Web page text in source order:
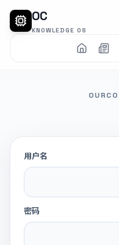
OC
KNOWLEDGE OS
用户名
密码